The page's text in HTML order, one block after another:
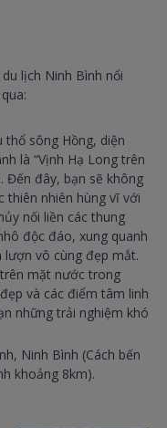
lịch Ninh Bình nổi
sông Hồng, diện
là “Vịnh Hạ Long trên
Đến đây, bạn sẽ không
thiên nhiên hùng vĩ với
nối liền các thung
độc đáo, xung quanh
lượn vô cùng đẹp mắt.
mặt nước trong
và các điểm tâm linh
những trải nghiệm khó
Ninh Bình (Cách bến
khoảng 8km).